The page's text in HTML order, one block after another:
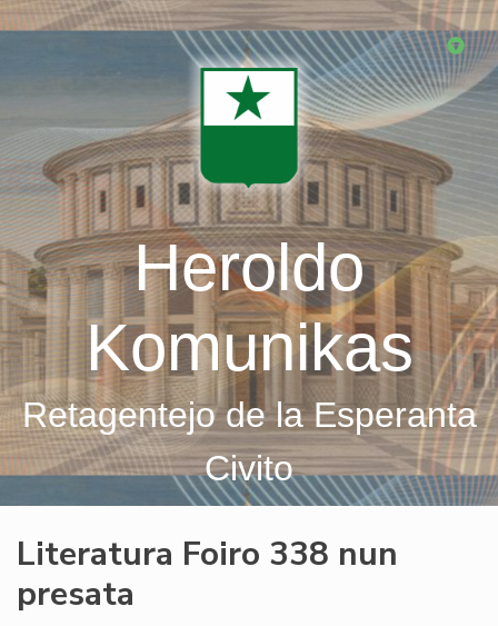
Skip
Heroldo
Komunikas
Retagentejo de la Esperanta
Civito
Literatura Foiro 338 nun
presata